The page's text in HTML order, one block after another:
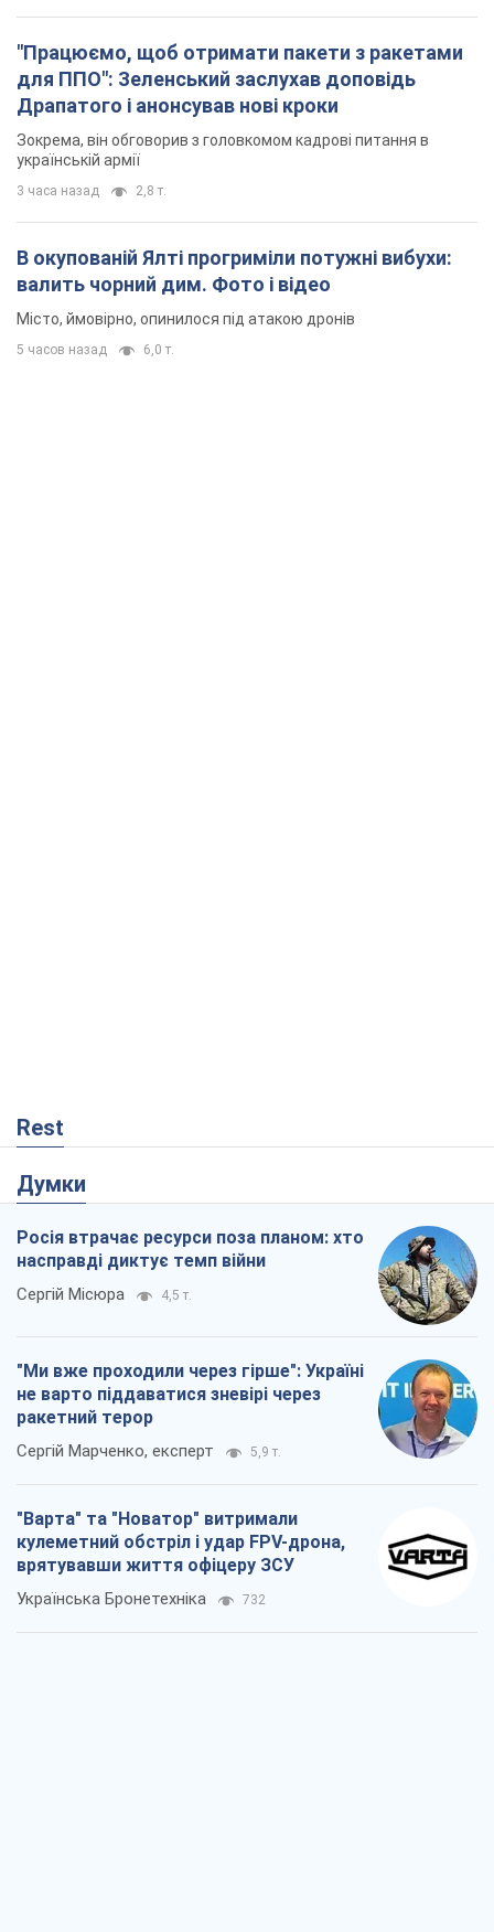
"Працюємо, щоб отримати пакети з ракетами
для ППО": Зеленський заслухав доповідь
Драпатого і анонсував нові кроки
Зокрема, він обговорив з головкомом кадрові питання в
українській армії
3 часа назад 2,8 т.
В окупованій Ялті прогриміли потужні вибухи:
валить чорний дим. Фото і відео
Місто, ймовірно, опинилося під атакою дронів
5 часов назад 6,0 т.
Rest
Думки
Росія втрачає ресурси поза планом: хто
насправді диктує темп війни
Сергій Місюра 4,5 т.
"Ми вже проходили через гірше": Україні
не варто піддаватися зневірі через
ракетний терор
Сергій Марченко, експерт 5,9 т.
"Варта" та "Новатор" витримали
кулеметний обстріл і удар FPV-дрона,
врятувавши життя офіцеру ЗСУ
Українська Бронетехніка 732